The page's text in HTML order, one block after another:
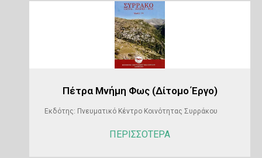
Πέτρα Μνήμη Φως (Δίτομο Έργο)
Εκδότης: Πνευματικό Κέντρο Κοινότητας Συρράκου
ΠΕΡΙΣΣΟΤΕΡΑ